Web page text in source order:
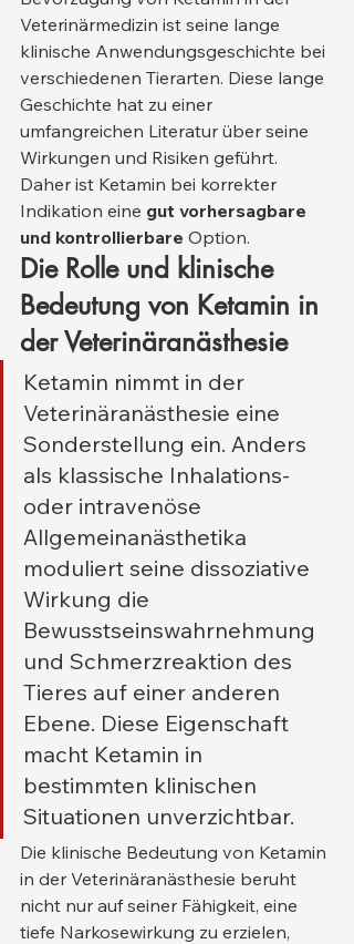
Veterinärmedizin ist seine lange
klinische Anwendungsgeschichte bei
verschiedenen Tierarten. Diese lange
Geschichte hat zu einer
umfangreichen Literatur über seine
Wirkungen und Risiken geführt.
Daher ist Ketamin bei korrekter
Indikation eine gut vorhersagbare
und kontrollierbare Option.
Die Rolle und klinische
Bedeutung von Ketamin in
der Veterinäranästhesie
Ketamin nimmt in der
Veterinäranästhesie eine
Sonderstellung ein. Anders
als klassische Inhalations-
oder intravenöse
Allgemeinanästhetika
moduliert seine dissoziative
Wirkung die
Bewusstseinswahrnehmung
und Schmerzreaktion des
Tieres auf einer anderen
Ebene. Diese Eigenschaft
macht Ketamin in
bestimmten klinischen
Situationen unverzichtbar.
Die klinische Bedeutung von Ketamin
in der Veterinäranästhesie beruht
nicht nur auf seiner Fähigkeit, eine
tiefe Narkosewirkung zu erzielen,